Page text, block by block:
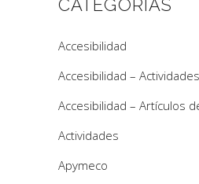
CATEGORÍAS
Accesibilidad
Accesibilidad – Actividades
Accesibilidad – Artículos
Actividades
Apymeco